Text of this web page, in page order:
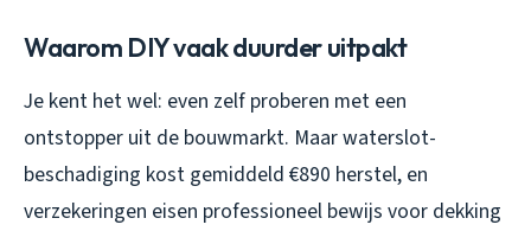
Waarom DIY vaak duurder uitpakt
Je kent het wel: even zelf proberen met een
ontstopper uit de bouwmarkt. Maar waterslot-
beschadiging kost gemiddeld €890 herstel, en
verzekeringen eisen professioneel bewijs voor dekking